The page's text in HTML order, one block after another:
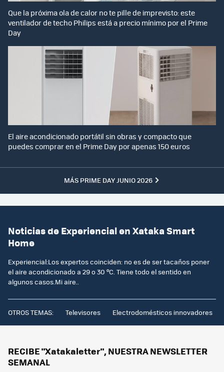
Que la próxima ola de calor no te pille de imprevisto: este
ventilador de techo Philips está a precio mínimo por el Prime
Day
El aire acondicionado portátil sin obras y compacto que
puedes comprar en el Prime Day por apenas 150 euros
MÁS PRIME DAY JUNIO 2026
Noticias de Experiencial en Xataka Smart
Home
Experiencial:Los expertos coinciden: no es de ser tacaños poner
el aire acondicionado a 29 o 30 ºC. Tiene todo el sentido en
algunos casos.Mi aire..
OTROS TEMAS: Televisores Electrodomésticos innovadores
RECIBE "Xatakaletter", NUESTRA NEWSLETTER
SEMANAL